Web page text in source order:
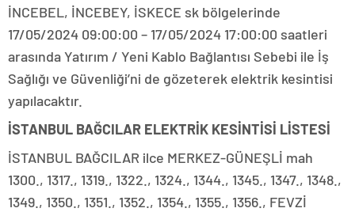
İNCEBEL, İNCEBEY, İSKECE sk bölgelerinde
17/05/2024 09:00:00 – 17/05/2024 17:00:00 saatleri
arasında Yatırım / Yeni Kablo Bağlantısı Sebebi ile İş
Sağlığı ve Güvenliği’ni de gözeterek elektrik kesintisi
yapılacaktır.
İSTANBUL BAĞCILAR ELEKTRİK KESİNTİSİ LİSTESİ
İSTANBUL BAĞCILAR ilce MERKEZ-GÜNEŞLİ mah
1300., 1317., 1319., 1322., 1324., 1344., 1345., 1347., 1348.,
1349., 1350., 1351., 1352., 1354., 1355., 1356., FEVZİ